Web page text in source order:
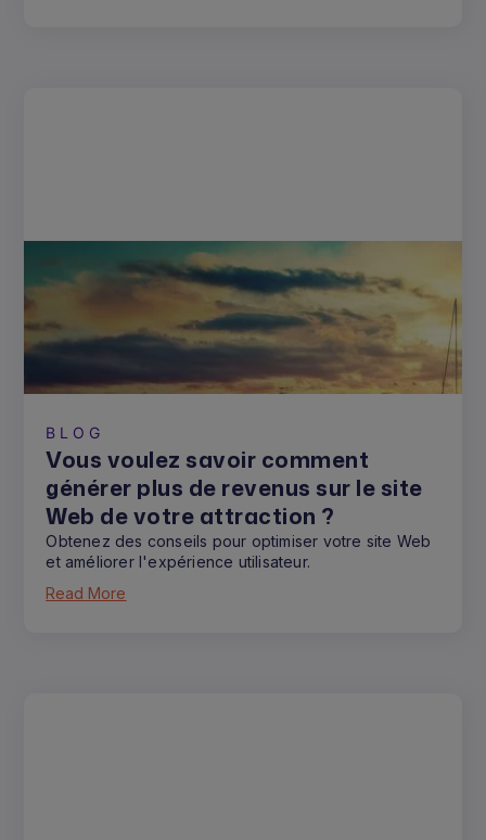
BLOG
Vous voulez savoir comment
générer plus de revenus sur le site
Web de votre attraction ?
Obtenez des conseils pour optimiser votre site Web
et améliorer l'expérience utilisateur.
Read More